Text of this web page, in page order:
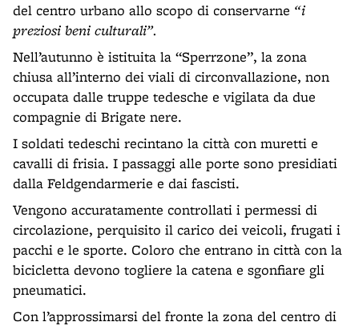
del centro urbano allo scopo di conservarne “i
preziosi beni culturali”.
Nell’autunno è istituita la “Sperrzone”, la zona
chiusa all’interno dei viali di circonvallazione, non
occupata dalle truppe tedesche e vigilata da due
compagnie di Brigate nere.
I soldati tedeschi recintano la città con muretti e
cavalli di frisia. I passaggi alle porte sono presidiati
dalla Feldgendarmerie e dai fascisti.
Vengono accuratamente controllati i permessi di
circolazione, perquisito il carico dei veicoli, frugati i
pacchi e le sporte. Coloro che entrano in città con la
bicicletta devono togliere la catena e sgonfiare gli
pneumatici.
Con l’approssimarsi del fronte la zona del centro di